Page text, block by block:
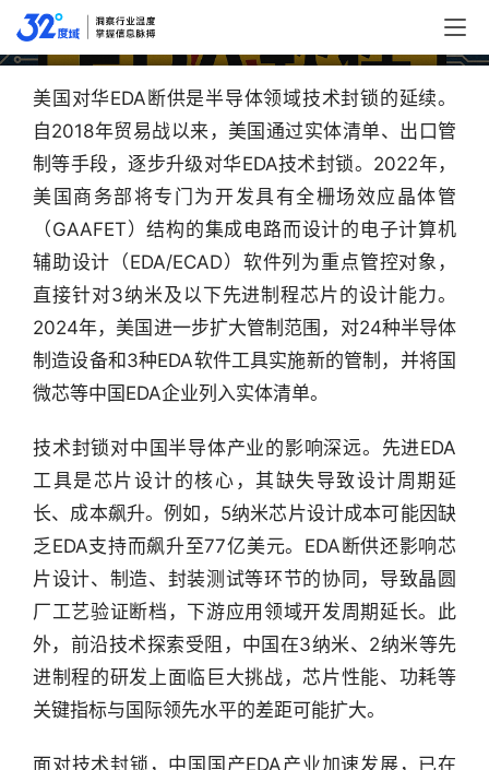
美国对华EDA断供
美国对华EDA断供是半导体领域技术封锁的延续。
自2018年贸易战以来，美国通过实体清单、出口管
制等手段，逐步升级对华EDA技术封锁。2022年，
美国商务部将专门为开发具有全栅场效应晶体管
（GAAFET）结构的集成电路而设计的电子计算机
辅助设计（EDA/ECAD）软件列为重点管控对象，
直接针对3纳米及以下先进制程芯片的设计能力。
2024年，美国进一步扩大管制范围，对24种半导体
制造设备和3种EDA软件工具实施新的管制，并将国
微芯等中国EDA企业列入实体清单。
技术封锁对中国半导体产业的影响深远。先进EDA
工具是芯片设计的核心，其缺失导致设计周期延
长、成本飙升。例如，5纳米芯片设计成本可能因缺
乏EDA支持而飙升至77亿美元。EDA断供还影响芯
片设计、制造、封装测试等环节的协同，导致晶圆
厂工艺验证断档，下游应用领域开发周期延长。此
外，前沿技术探索受阻，中国在3纳米、2纳米等先
进制程的研发上面临巨大挑战，芯片性能、功耗等
关键指标与国际领先水平的差距可能扩大。
面对技术封锁，中国国产EDA产业加速发展，已在